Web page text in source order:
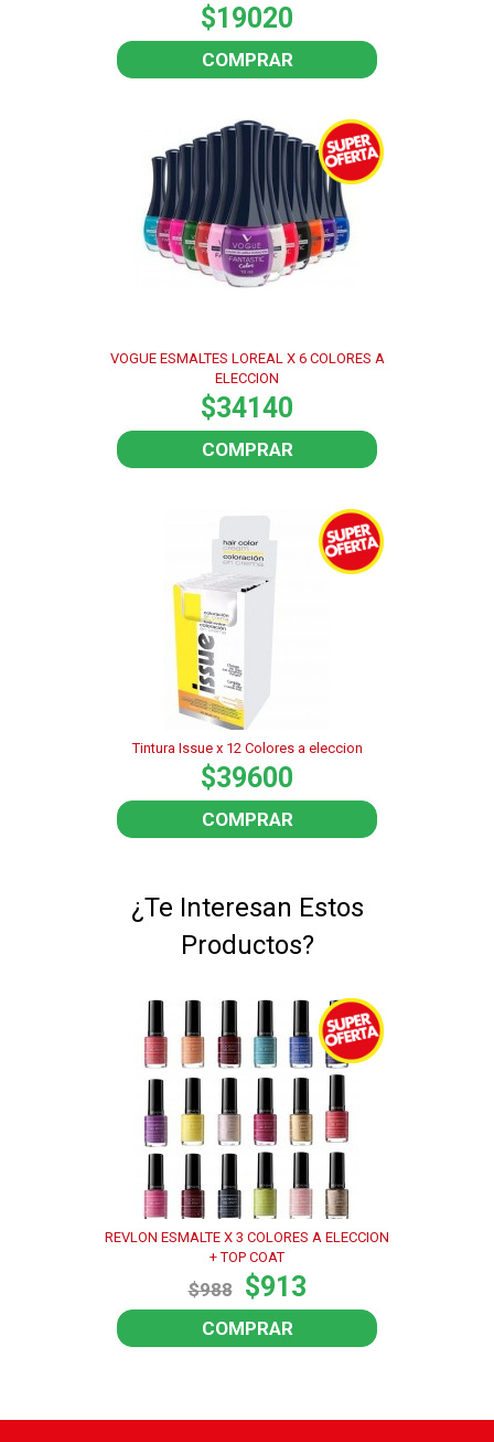
$19020
COMPRAR
VOGUE ESMALTES LOREAL X 6 COLORES A
ELECCION
$34140
COMPRAR
Tintura Issue x 12 Colores a eleccion
$39600
COMPRAR
¿Te Interesan Estos
Productos?
REVLON ESMALTE X 3 COLORES A ELECCION
+ TOP COAT
$988 $913
COMPRAR